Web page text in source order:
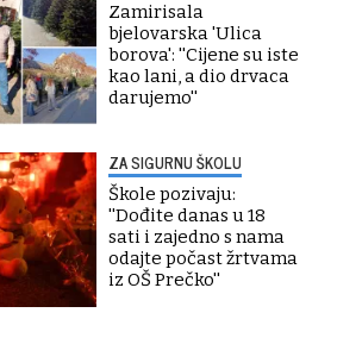
Zamirisala
bjelovarska 'Ulica
borova': ''Cijene su iste
kao lani, a dio drvaca
darujemo''
ZA SIGURNU ŠKOLU
Škole pozivaju:
''Dođite danas u 18
sati i zajedno s nama
odajte počast žrtvama
iz OŠ Prečko''